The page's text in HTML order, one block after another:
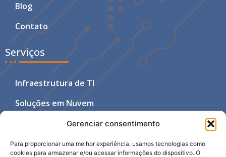
Gerenciar consentimento
Para proporcionar uma melhor experiência, usamos tecnologias como
cookies para armazenar e/ou acessar informações do dispositivo. O
Blog
Contato
Serviços
Infraestrutura de TI
Soluções em Nuvem
Segurança da Informação
Suporte e Consultoria